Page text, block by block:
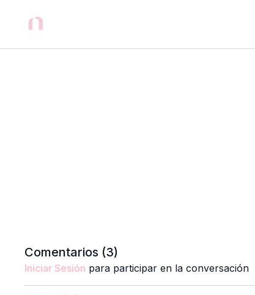
Comentarios (3)
Iniciar Sesión para participar en la conversación